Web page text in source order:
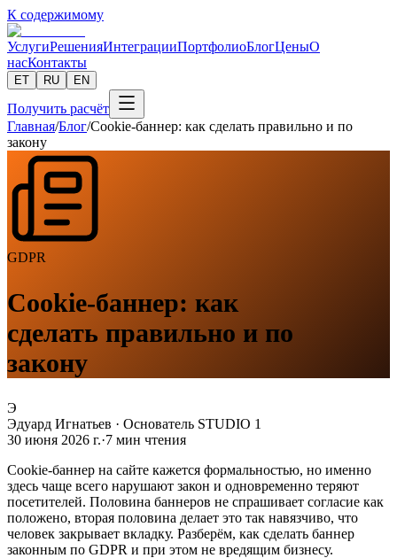
К содержимому
УслугиРешенияИнтеграцииПортфолиоБлогЦеныО
насКонтакты
ET RU EN
Получить расчёт
Главная/Блог/Cookie-баннер: как сделать правильно и по
закону
GDPR
Cookie-баннер: как
сделать правильно и по
закону
Э
Эдуард Игнатьев · Основатель STUDIO 1
30 июня 2026 г.·7 мин чтения
Cookie-баннер на сайте кажется формальностью, но именно
здесь чаще всего нарушают закон и одновременно теряют
посетителей. Половина баннеров не спрашивает согласие как
положено, вторая половина делает это так навязчиво, что
человек закрывает вкладку. Разберём, как сделать баннер
законным по GDPR и при этом не вредящим бизнесу.